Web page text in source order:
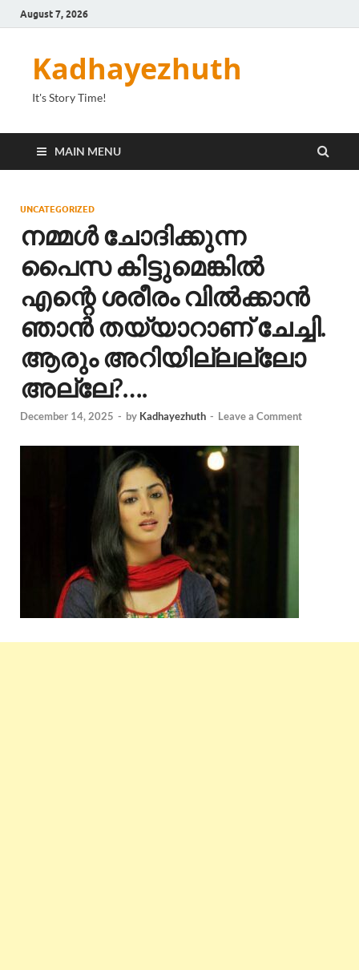
August 7, 2026
Kadhayezhuth
It's Story Time!
MAIN MENU
UNCATEGORIZED
നമ്മൾ ചോദിക്കുന്ന
പൈസ കിട്ടുമെങ്കിൽ
എന്റെ ശരീരം വിൽക്കാൻ
ഞാൻ തയ്യാറാണ് ചേച്ചി.
ആരും അറിയില്ലല്ലോ
അല്ലേ?….
December 14, 2025 - by Kadhayezhuth - Leave a Comment